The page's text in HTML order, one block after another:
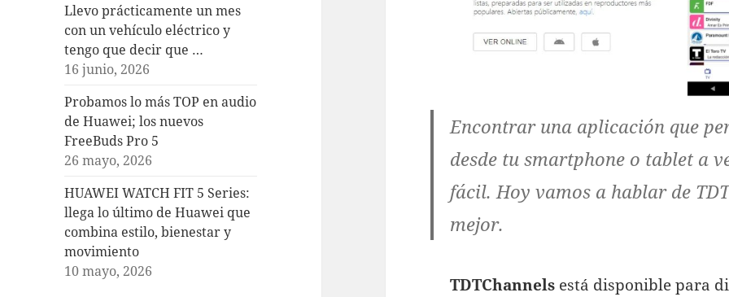
Llevo prácticamente un mes
con un vehículo eléctrico y
tengo que decir que …
16 junio, 2026
Probamos lo más TOP en audio
de Huawei; los nuevos
FreeBuds Pro 5
26 mayo, 2026
HUAWEI WATCH FIT 5 Series:
llega lo último de Huawei que
combina estilo, bienestar y
movimiento
10 mayo, 2026
Encontrar una aplicación que
desde tu smartphone o tablet a
fácil. Hoy vamos a hablar de
mejor.
TDTChannels está disponible para